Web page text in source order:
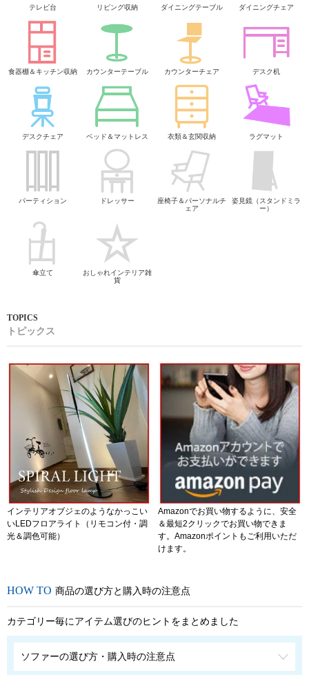
テレビ台 リビング収納 ダイニングテーブル ダイニングチェア
食器棚＆キッチン収納 カウンターテーブル カウンターチェア デスク机
デスクチェア ベッド＆マットレス 衣類＆玄関収納 ラグマット
パーティション ドレッサー
座椅子＆パーソナルチ
ェア
姿見鏡（スタンドミラ
ー）
傘立て
おしゃれインテリア雑
貨
トピックス
インテリアオブジェのようなかっこい
いLEDフロアライト（リモコン付・調
光＆調色可能）
Amazonでお買い物するように、安全
＆最短2クリックでお買い物できま
す。Amazonポイントもご利用いただ
けます。
商品の選び方と購入時の注意点
カテゴリー毎にアイテム選びのヒントをまとめました
ソファーの選び方・購入時の注意点